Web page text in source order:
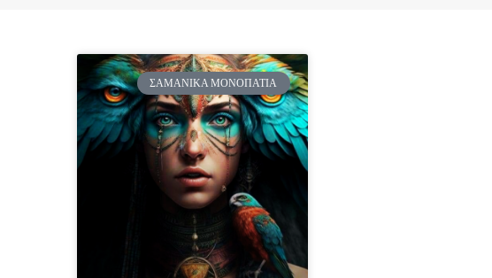
ΣΑΜΑΝΙΚΆ ΜΟΝΟΠΆΤΙΑ